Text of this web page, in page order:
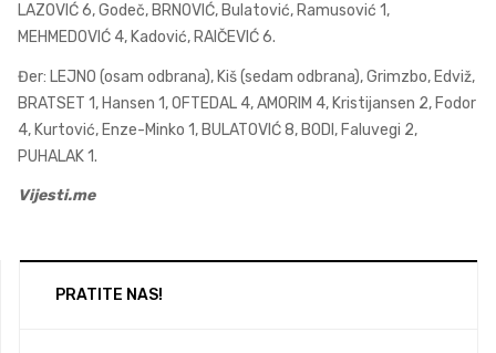
LAZOVIĆ 6, Godeč, BRNOVIĆ, Bulatović, Ramusović 1,
MEHMEDOVIĆ 4, Kadović, RAIČEVIĆ 6.
Đer: LEJNO (osam odbrana), Kiš (sedam odbrana), Grimzbo, Edviž,
BRATSET 1, Hansen 1, OFTEDAL 4, AMORIM 4, Kristijansen 2, Fodor
4, Kurtović, Enze-Minko 1, BULATOVIĆ 8, BODI, Faluvegi 2,
PUHALAK 1.
Vijesti.me
PRATITE NAS!